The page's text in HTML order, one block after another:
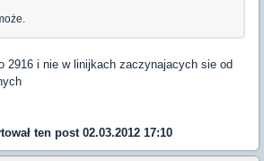
2916 i nie w linijkach zaczynajacych sie od
ten post 02.03.2012 17:10